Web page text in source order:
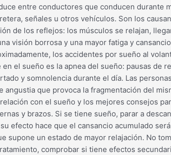
entre conductores que conducen durante
señales u otros vehículos. Son los
de los reflejos: los músculos se relajan,
visión borrosa y una mayor fatiga y
los accidentes por sueño al
el sueño es la apnea del sueño: pausas de
y somnolencia durante el día. Las
que provoca la fragmentación del
con el sueño y los mejores consejos
y brazos. Si se tiene sueño, parar a
efecto hace que el cansancio acumulado
supone un estado de mayor relajación. No
comprobar si tiene efectos